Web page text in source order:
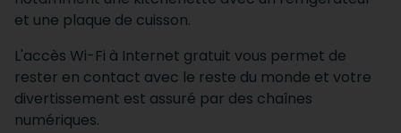
et une plaque de cuisson.
L'accès Wi-Fi à Internet gratuit vous permet de
rester en contact avec le reste du monde et votre
divertissement est assuré par des chaînes
numériques.